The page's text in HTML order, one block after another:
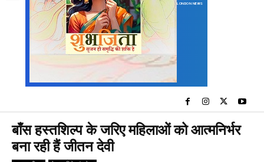
LONDON NEWS
बाँस हस्तशिल्प के जरिए महिलाओं को आत्मनिर्भर
बना रही हैं जीतन देवी